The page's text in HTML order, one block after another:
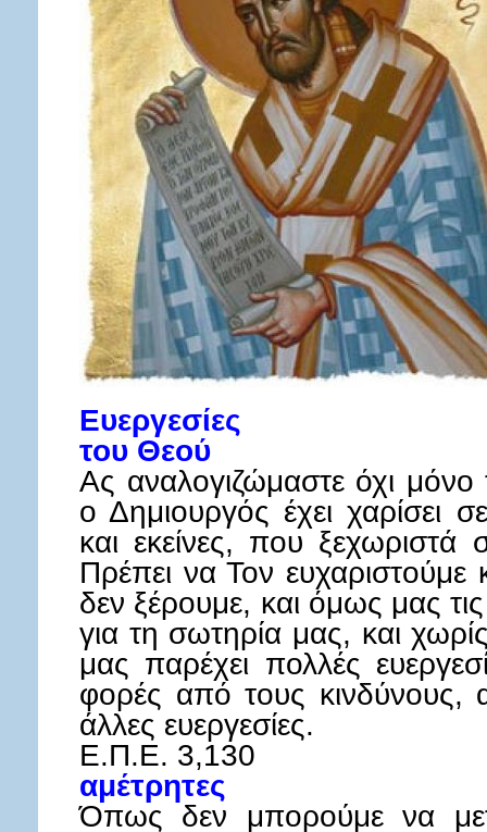
Ευεργεσίες
του Θεού
Ας αναλογιζώμαστε όχι μόνο
ο Δημιουργός έχει χαρίσει
και εκείνες, που
Πρέπει να Τον ευχαριστούμε
δεν ξέρουμε, και όμως μας
για τη σωτηρία μας, και
μας παρέχει πολλές
φορές από τους κινδύνους,
άλλες ευεργεσίες.
Ε.Π.Ε. 3,130
αμέτρητες
Όπως δεν μπορούμε να